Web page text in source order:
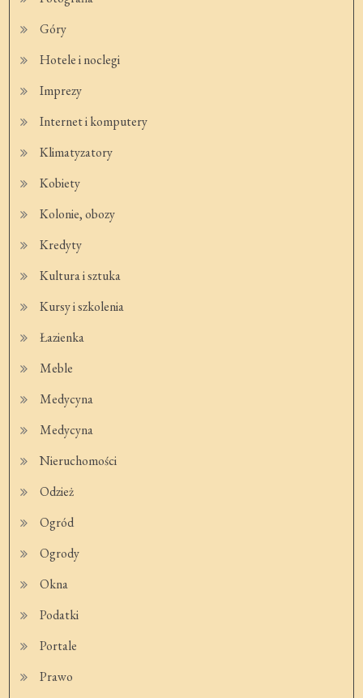
Góry
Hotele i noclegi
Imprezy
Internet i komputery
Klimatyzatory
Kobiety
Kolonie, obozy
Kredyty
Kultura i sztuka
Kursy i szkolenia
Łazienka
Meble
Medycyna
Medycyna
Nieruchomości
Odzież
Ogród
Ogrody
Okna
Podatki
Portale
Prawo